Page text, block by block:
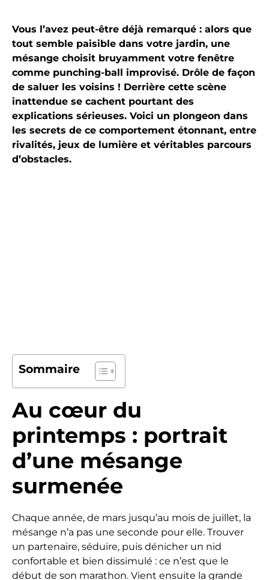
Vous l’avez peut-être déjà remarqué : alors que
tout semble paisible dans votre jardin, une
mésange choisit bruyamment votre fenêtre
comme punching-ball improvisé. Drôle de façon
de saluer les voisins ! Derrière cette scène
inattendue se cachent pourtant des
explications sérieuses. Voici un plongeon dans
les secrets de ce comportement étonnant, entre
rivalités, jeux de lumière et véritables parcours
d’obstacles.
Sommaire
Au cœur du
printemps : portrait
d’une mésange
surmenée
Chaque année, de mars jusqu’au mois de juillet, la
mésange n’a pas une seconde pour elle. Trouver
un partenaire, séduire, puis dénicher un nid
confortable et bien dissimulé : ce n’est que le
début de son marathon. Vient ensuite la grande